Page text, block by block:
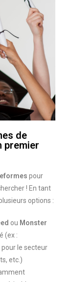
de
premier
pour
! En tant
options :
ou Monster
(ex :
le secteur
etc.)